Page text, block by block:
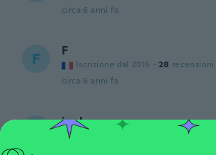
circa 6 anni fa
F F
Iscrizione dal 2015 · 28 recensioni
circa 6 anni fa
joel
recensioni